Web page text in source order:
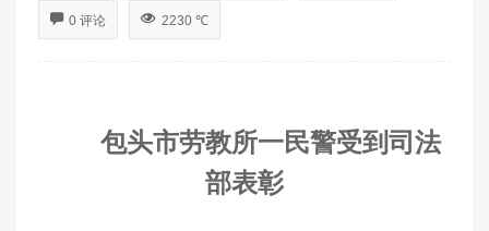
0 评论 2230 ℃
包头市劳教所一民警受到司法
部表彰